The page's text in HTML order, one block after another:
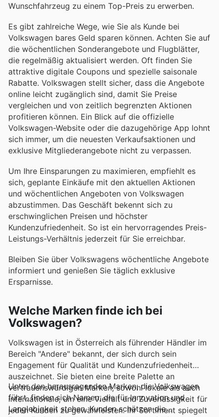
Wunschfahrzeug zu einem Top-Preis zu erwerben.
Es gibt zahlreiche Wege, wie Sie als Kunde bei
Volkswagen bares Geld sparen können. Achten Sie auf
die wöchentlichen Sonderangebote und Flugblätter,
die regelmäßig aktualisiert werden. Oft finden Sie
attraktive digitale Coupons und spezielle saisonale
Rabatte. Volkswagen stellt sicher, dass die Angebote
online leicht zugänglich sind, damit Sie Preise
vergleichen und von zeitlich begrenzten Aktionen
profitieren können. Ein Blick auf die offizielle
Volkswagen-Website oder die dazugehörige App lohnt
sich immer, um die neuesten Verkaufsaktionen und
exklusive Mitgliederangebote nicht zu verpassen.
Um Ihre Einsparungen zu maximieren, empfiehlt es
sich, geplante Einkäufe mit den aktuellen Aktionen
und wöchentlichen Angeboten von Volkswagen
abzustimmen. Das Geschäft bekennt sich zu
erschwinglichen Preisen und höchster
Kundenzufriedenheit. So ist ein hervorragendes Preis-
Leistungs-Verhältnis jederzeit für Sie erreichbar.
Bleiben Sie über Volkswagens wöchentliche Angebote
informiert und genießen Sie täglich exklusive
Ersparnisse.
Welche Marken finde ich bei
Volkswagen?
Volkswagen ist in Österreich als führender Händler im
Bereich "Andere" bekannt, der sich durch sein
Engagement für Qualität und Kundenzufriedenheit
auszeichnet. Sie bieten eine breite Palette an
vertrauenswürdigen Marken, sowohl lokale als auch
internationale, um eine Vielfalt und Zuverlässigkeit für
jeden Kunden zu gewährleisten. Ihr Sortiment spiegelt
Unter den herausragenden Marken, die Volkswagen
führt, finden sich Namen, die für Innovation und
Langlebigkeit stehen. Kunden schätzen die